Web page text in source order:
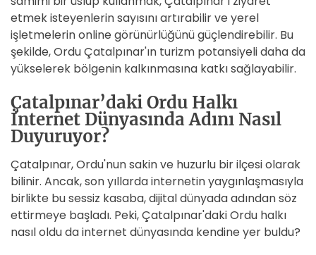
etmek isteyenlerin sayısını artırabilir ve yerel
işletmelerin online görünürlüğünü güçlendirebilir. Bu
şekilde, Ordu Çatalpınar'ın turizm potansiyeli daha da
yükselerek bölgenin kalkınmasına katkı sağlayabilir.
Çatalpınar’daki Ordu Halkı
İnternet Dünyasında Adını Nasıl
Duyuruyor?
Çatalpınar, Ordu'nun sakin ve huzurlu bir ilçesi olarak
bilinir. Ancak, son yıllarda internetin yaygınlaşmasıyla
birlikte bu sessiz kasaba, dijital dünyada adından söz
ettirmeye başladı. Peki, Çatalpınar'daki Ordu halkı
nasıl oldu da internet dünyasında kendine yer buldu?